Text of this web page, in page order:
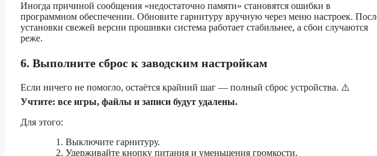
Иногда причиной сообщения «недостаточно памяти» становятся ошибки в
программном обеспечении. Обновите гарнитуру вручную через меню настроек.
установки свежей версии прошивки система работает стабильнее, а сбои случаются
реже.
6. Выполните сброс к заводским настройкам
Если ничего не помогло, остаётся крайний шаг — полный сброс устройства. ⚠️
Учтите: все игры, файлы и записи будут удалены.
Для этого:
Выключите гарнитуру.
Удерживайте кнопку питания и уменьшения громкости.